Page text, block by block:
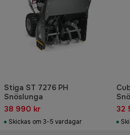
Stiga ST 7276 PH
Snöslunga
38 990 kr
Skickas om 3-5 vardagar
32